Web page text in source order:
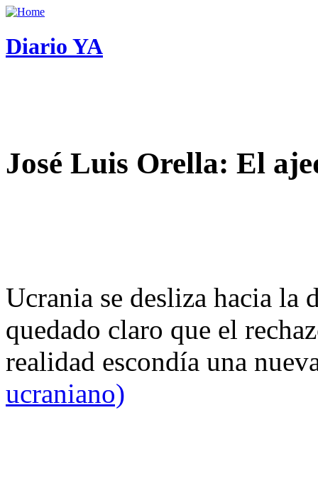
Diario YA
José Luis Orella: El
Ucrania se desliza hacia
quedado claro que el
realidad escondía una
ucraniano)